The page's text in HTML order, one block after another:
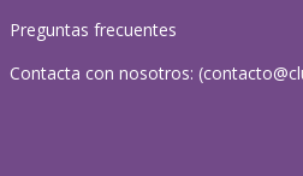
Preguntas frecuentes
Contacta con nosotros: (